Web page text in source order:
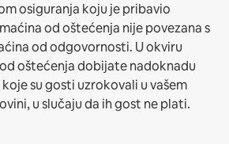
osiguranja koju je pribavio
od oštećenja nije povezana s
od odgovornosti. U okviru
oštećenja dobijate nadoknadu
su gosti uzrokovali u vašem
u slučaju da ih gost ne plati.